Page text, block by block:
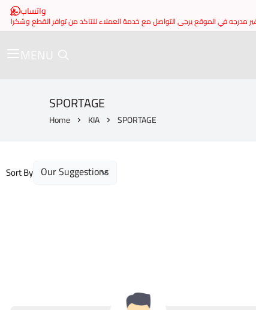
واتساب
MENU
SPORTAGE
Home KIA SPORTAGE
Sort By